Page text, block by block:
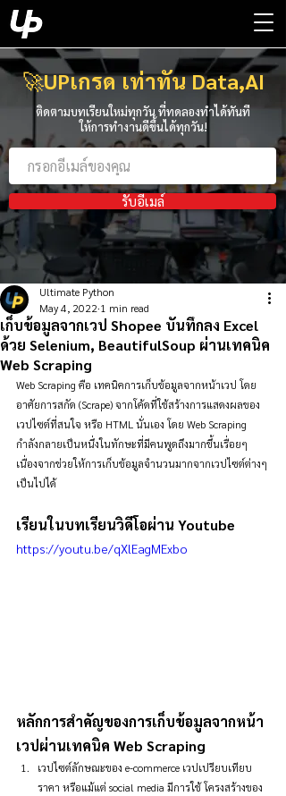
🚀UPเกรด เท่าทัน Data,AI
ติดตามบทเรียนใหม่ทุกวัน ที่ทดลองทำได้ทันที
ให้การทำงานดีขึ้นได้ทุกวัน!
รับอีเมล์
เก็บข้อมูลจากเวป Shopee บันทึกลง Excel
ด้วย Selenium, BeautifulSoup ผ่านเทคนิค
Web Scraping
Ultimate Python
May 4, 2022 1 min read
Web Scraping คือ เทคนิคการเก็บข้อมูลจากหน้าเวป โดย
อาศัยการสกัด (Scrape) จากโค้ดที่ใช้สร้างการแสดงผลของ
เวปไซต์ที่สนใจ หรือ HTML นั่นเอง โดย Web Scraping
กำลังกลายเป็นหนึ่งในทักษะที่มีคนพูดถึงมากขึ้นเรื่อยๆ
เนื่องจากช่วยให้การเก็บข้อมูลจำนวนมากจากเวปไซต์ต่างๆ
เป็นไปได้
เรียนในบทเรียนวิดีโอผ่าน Youtube
https://youtu.be/qXlEagMExbo
หลักการสำคัญของการเก็บข้อมูลจากหน้า
เวปผ่านเทคนิค Web Scraping
เวปไซต์ลักษณะของ e-commerce เวปเปรียบเทียบ
ราคา หรือแม้แต่ social media มีการใช้ โครงสร้างของ